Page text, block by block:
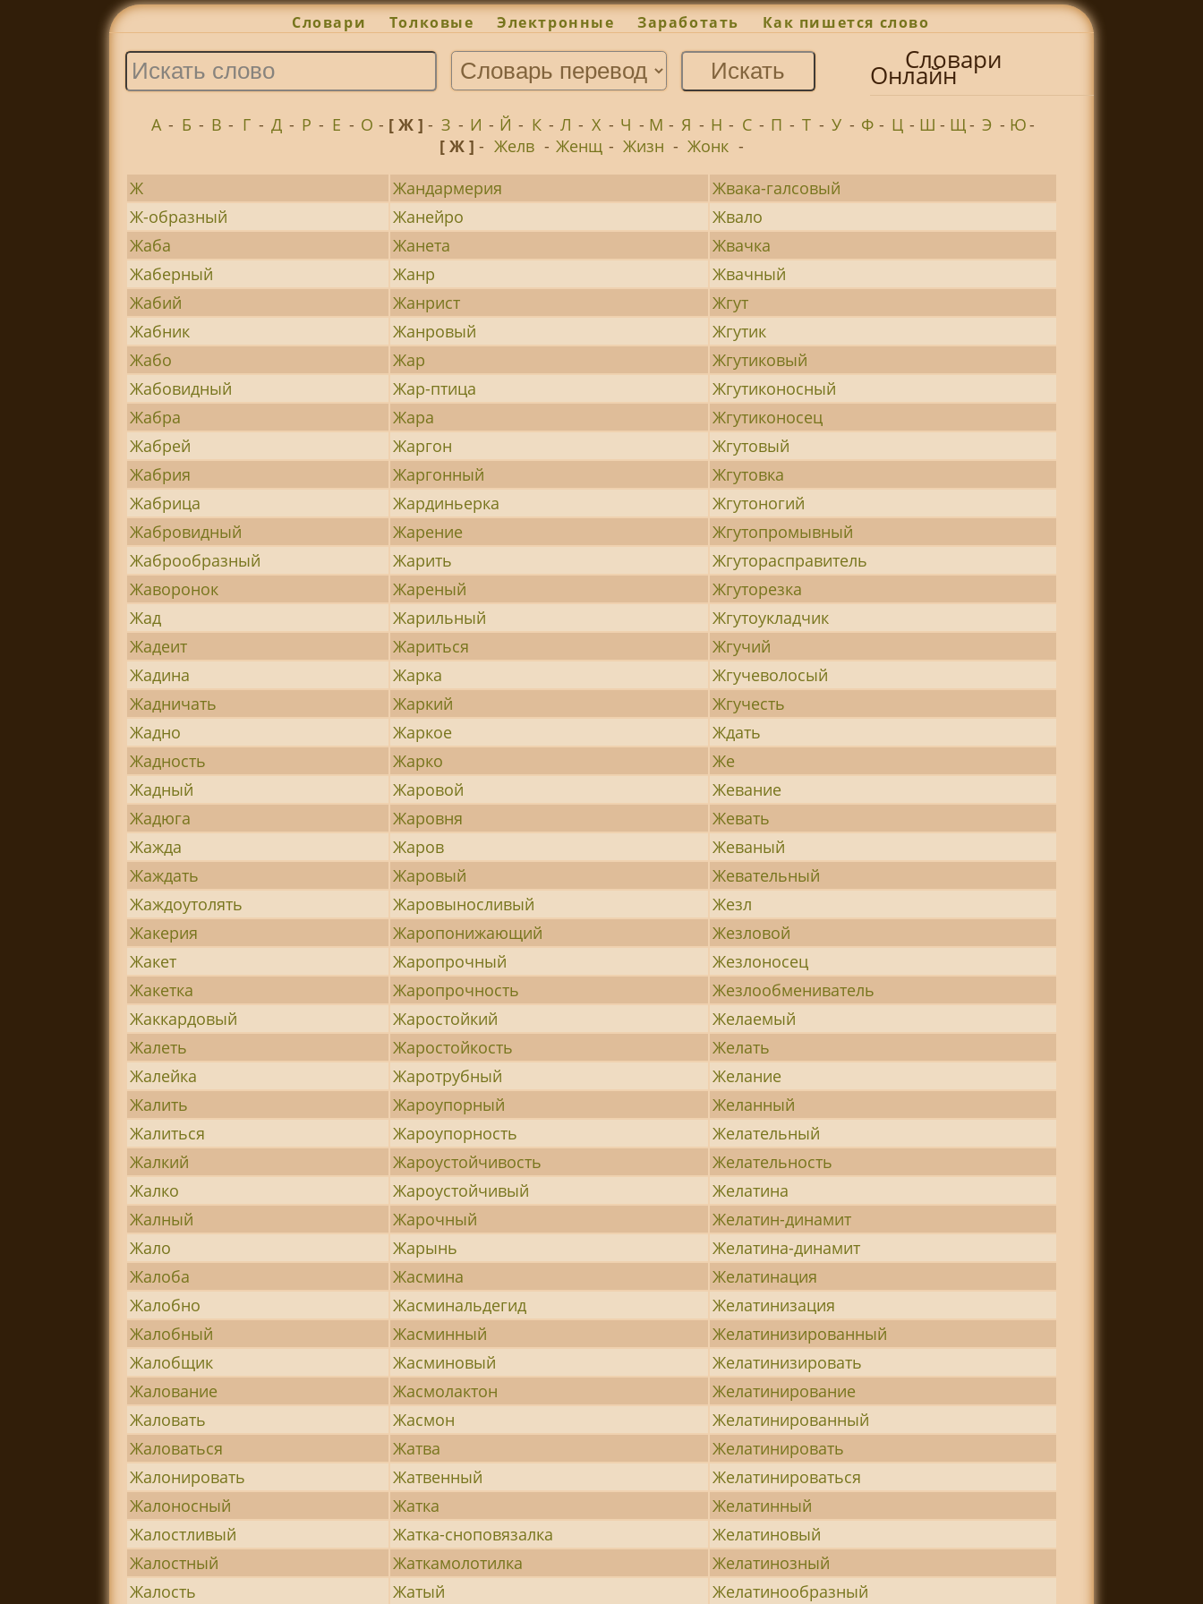
Словари Толковые Электронные Заработать Как пишется слово
Словари
Онлайн
А - Б - В - Г - Д - Р - Е - О - [ Ж ]- З - И - Й - К - Л - Х - Ч - М - Я - Н - С - П - Т - У - Ф - Ц - Ш - Щ- Э - Ю-
[ Ж ]- Желв - Женщ - Жизн - Жонк -
Ж
Жандармерия
Жвака-галсовый
Ж-образный
Жанейро
Жвало
Жаба
Жанета
Жвачка
Жаберный
Жанр
Жвачный
Жабий
Жанрист
Жгут
Жабник
Жанровый
Жгутик
Жабо
Жар
Жгутиковый
Жабовидный
Жар-птица
Жгутиконосный
Жабра
Жара
Жгутиконосец
Жабрей
Жаргон
Жгутовый
Жабрия
Жаргонный
Жгутовка
Жабрица
Жардиньерка
Жгутоногий
Жабровидный
Жарение
Жгутопромывный
Жаброобразный
Жарить
Жгуторасправитель
Жаворонок
Жареный
Жгуторезка
Жад
Жарильный
Жгутоукладчик
Жадеит
Жариться
Жгучий
Жадина
Жарка
Жгучеволосый
Жадничать
Жаркий
Жгучесть
Жадно
Жаркое
Ждать
Жадность
Жарко
Же
Жадный
Жаровой
Жевание
Жадюга
Жаровня
Жевать
Жажда
Жаров
Жеваный
Жаждать
Жаровый
Жевательный
Жаждоутолять
Жаровыносливый
Жезл
Жакерия
Жаропонижающий
Жезловой
Жакет
Жаропрочный
Жезлоносец
Жакетка
Жаропрочность
Жезлообмениватель
Жаккардовый
Жаростойкий
Желаемый
Жалеть
Жаростойкость
Желать
Жалейка
Жаротрубный
Желание
Жалить
Жароупорный
Желанный
Жалиться
Жароупорность
Желательный
Жалкий
Жароустойчивость
Желательность
Жалко
Жароустойчивый
Желатина
Жалный
Жарочный
Желатин-динамит
Жало
Жарынь
Желатина-динамит
Жалоба
Жасмина
Желатинация
Жалобно
Жасминальдегид
Желатинизация
Жалобный
Жасминный
Желатинизированный
Жалобщик
Жасминовый
Желатинизировать
Жалование
Жасмолактон
Желатинирование
Жаловать
Жасмон
Желатинированный
Жаловаться
Жатва
Желатинировать
Жалонировать
Жатвенный
Желатинироваться
Жалоносный
Жатка
Желатинный
Жалостливый
Жатка-сноповязалка
Желатиновый
Жалостный
Жаткамолотилка
Желатинозный
Жалость
Жатый
Желатинообразный